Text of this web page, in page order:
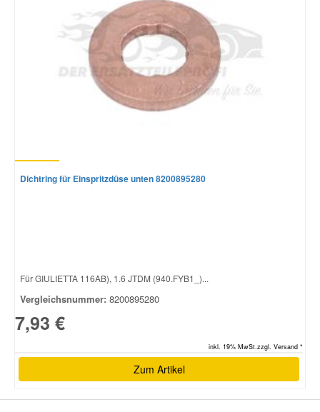
Dichtring für Einspritzdüse unten 8200895280
Für GIULIETTA 116AB), 1.6 JTDM (940.FYB1_)...
Vergleichsnummer: 8200895280
7,93 €
inkl. 19% MwSt.zzgl. Versand *
Zum Artikel